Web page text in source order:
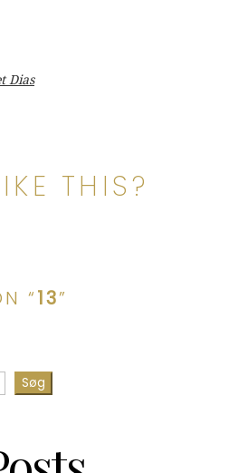
Dias
THIS?
“13”
Søg